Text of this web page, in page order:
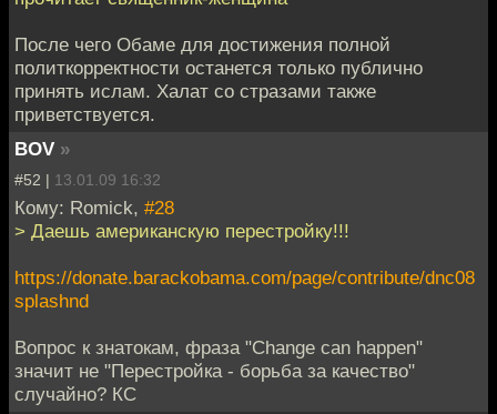
После чего Обаме для достижения полной
политкорректности останется только публично
принять ислам. Халат со стразами также
приветствуется.
BOV »
#52 | 13.01.09 16:32
Кому: Romick, #28
> Даешь американскую перестройку!!!
https://donate.barackobama.com/page/contribute/dnc08
splashnd
Вопрос к знатокам, фраза "Change can happen"
значит не "Перестройка - борьба за качество"
случайно? КС